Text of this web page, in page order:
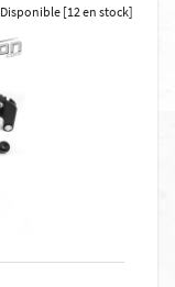
Disponible [12 en stock]